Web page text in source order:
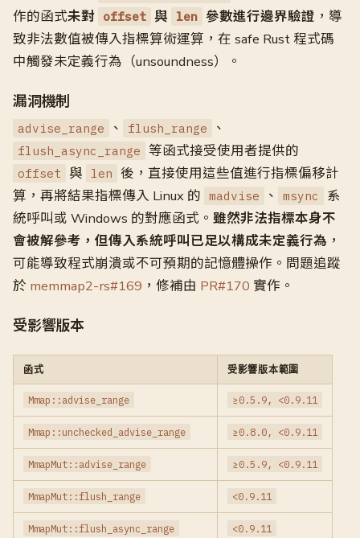
作的函式未對 offset 與 len 參數進行邊界驗證 ，導
致非法數值被傳入指標算術運算，在 safe Rust 程式碼
中觸發未定義行為（unsoundness）。
漏洞機制
advise_range 、 flush_range 、
flush_async_range 等函式接受使用者提供的
offset 與 len 後，直接使用這些值進行指標偏移計
算，再將結果指標傳入 Linux 的 madvise 、 msync
系
統呼叫或 Windows 的對應函式。 雖然非法指標本身不
會被解參考，但傳入系統呼叫已足以構成未定義行為 ，
可能導致程式崩潰或不可預期的記憶體操作。問題追蹤
於 memmap2-rs#169 ，修補由 PR#170 實作。
受影響版本
函式 受影響版本範圍
Mmap::advise_range ≥0.5.9, <0.9.11
Mmap::unchecked_advise_range ≥0.8.0, <0.9.11
MmapMut::advise_range ≥0.5.9, <0.9.11
MmapMut::flush_range <0.9.11
MmapMut::flush_async_range <0.9.11